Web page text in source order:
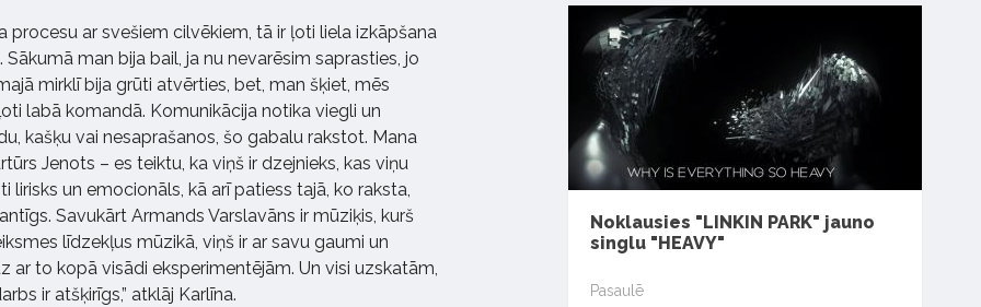
procesu ar svešiem cilvēkiem, tā ir ļoti liela izkāpšana
man bija bail, ja nu nevarēsim saprasties, jo
mirklī bija grūti atvērties, bet, man šķiet, mēs
labā komandā. Komunikācija notika viegli un
kašķu vai nesaprašanos, šo gabalu rakstot. Mana
Jenots – es teiktu, ka viņš ir dzejnieks, kas viņu
lirisks un emocionāls, kā arī patiess tajā, ko raksta,
Savukārt Armands Varslavāns ir mūziķis, kurš
līdzekļus mūzikā, viņš ir ar savu gaumi un
ar to kopā visādi eksperimentējām. Un visi uzskatām,
ir atšķirīgs,” atklāj Karlīna.
Noklausies "LINKIN PARK" jauno
singlu "HEAVY"
Pasaulē